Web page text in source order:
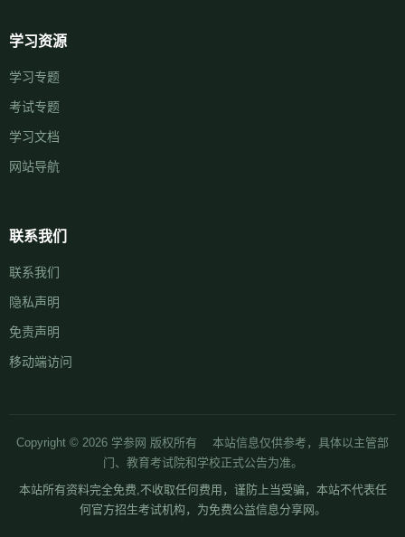
学习资源
学习专题
考试专题
学习文档
网站导航
联系我们
联系我们
隐私声明
免责声明
移动端访问
Copyright © 2026 学参网 版权所有 本站信息仅供参考，具体以主管部
门、教育考试院和学校正式公告为准。
本站所有资料完全免费,不收取任何费用，谨防上当受骗，本站不代表任
何官方招生考试机构，为免费公益信息分享网。